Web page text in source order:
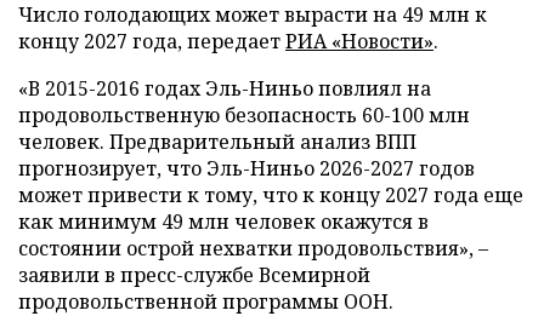
Число голодающих может вырасти на 49 млн к
концу 2027 года, передаетРИА «Новости».
«В 2015-2016 годах Эль-Ниньо повлиял на
продовольственную безопасность 60-100 млн
человек. Предварительный анализ ВПП
прогнозирует, что Эль-Ниньо 2026-2027 годов
может привести к тому, что к концу 2027 года еще
как минимум 49 млн человек окажутся в
состоянии острой нехватки продовольствия», –
заявили в пресс-службе Всемирной
продовольственной программы ООН.